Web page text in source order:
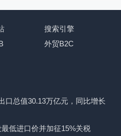
搜索引擎
外贸B2C
口总值30.13万亿元，同比增长
低进口价并加征15%关税